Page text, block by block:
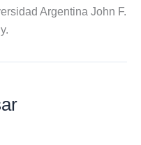
Argentina John F.